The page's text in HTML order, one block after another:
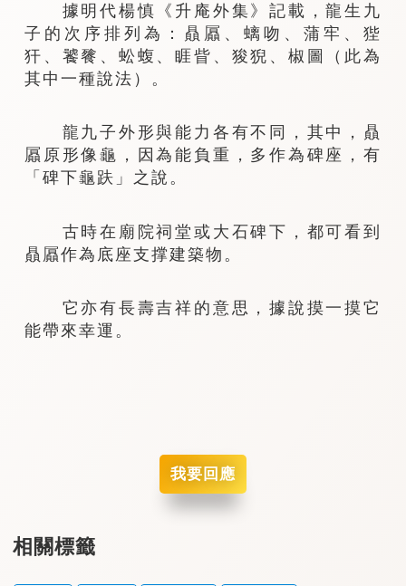
據明代楊慎《升庵外集》記載，龍生九
子的次序排列為：贔屭、螭吻、蒲牢、狴
犴、饕餮、蚣蝮、睚眥、狻猊、椒圖（此為
其中一種說法）。
龍九子外形與能力各有不同，其中，贔
屭原形像龜，因為能負重，多作為碑座，有
「碑下龜趺」之說。
古時在廟院祠堂或大石碑下，都可看到
贔屭作為底座支撑建築物。
它亦有長壽吉祥的意思，據說摸一摸它
能帶來幸運。
我要回應
相關標籤